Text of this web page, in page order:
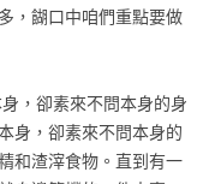
，餬口中咱們重點要做
，卻素來不問本身的身
身，卻素來不問本身的
和渣滓食物。直到有一